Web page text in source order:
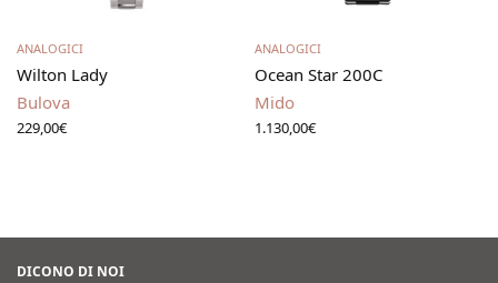
Aggiungi al carrello
ANALOGICI
Wilton Lady
Bulova
229,00€
Aggiungi al carrello
ANALOGICI
Ocean Star 200C
Mido
1.130,00€
DICONO DI NOI